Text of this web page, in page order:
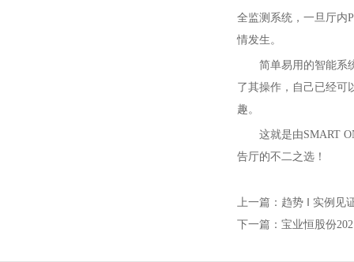
全监测系统，一旦厅内
情发生。
简单易用的智能系
了其操作，自己已经可
趣。
这就是由SMART
告厅的不二之选！
上一篇： 趋势 ‖ 实例见
下一篇： 宝业恒股份